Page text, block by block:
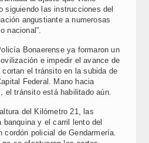
siguiendo las instrucciones del
angustiante a numerosas
nacional”.
Bonaerense ya formaron un
e impedir el avance de
el tránsito en la subida de
Federal. Mano hacia
el tránsito está habilitado aún.
del Kilómetro 21, las
y el carril lento del
cordón policial de Gendarmería.